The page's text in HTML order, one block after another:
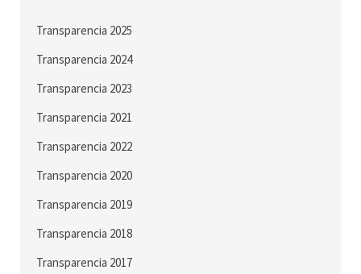
Transparencia 2025
Transparencia 2024
Transparencia 2023
Transparencia 2021
Transparencia 2022
Transparencia 2020
Transparencia 2019
Transparencia 2018
Transparencia 2017